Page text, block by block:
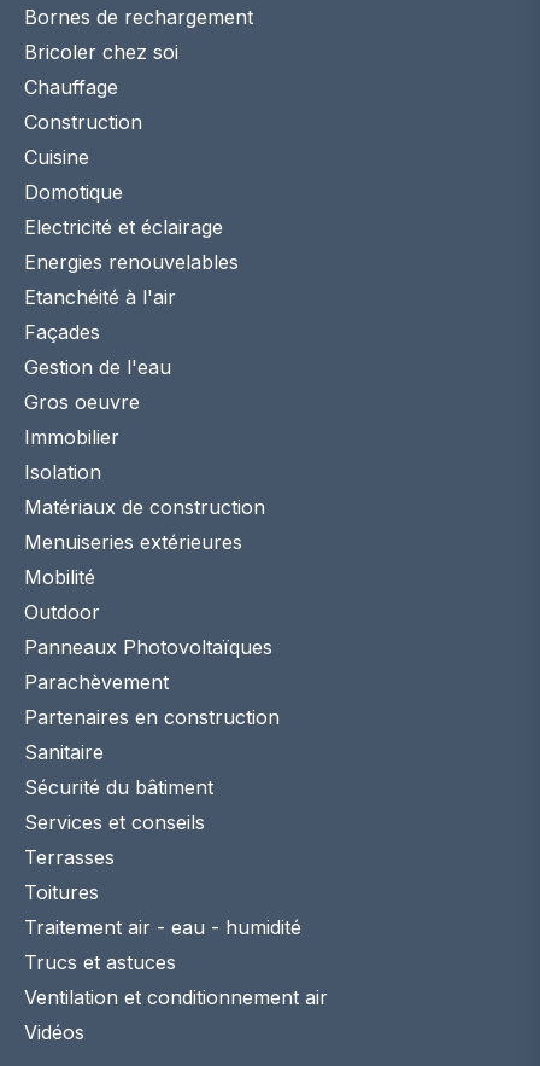
Bornes de rechargement
Bricoler chez soi
Chauffage
Construction
Cuisine
Domotique
Electricité et éclairage
Energies renouvelables
Etanchéité à l'air
Façades
Gestion de l'eau
Gros oeuvre
Immobilier
Isolation
Matériaux de construction
Menuiseries extérieures
Mobilité
Outdoor
Panneaux Photovoltaïques
Parachèvement
Partenaires en construction
Sanitaire
Sécurité du bâtiment
Services et conseils
Terrasses
Toitures
Traitement air - eau - humidité
Trucs et astuces
Ventilation et conditionnement air
Vidéos